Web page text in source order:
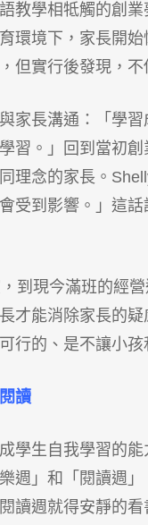
教學相牴觸的創
環境下，家長開
但實行後發現，
家長溝通：「學
習。」回到當初
理念的家長。
受到影響。」這
到現今滿班的經
才能消除家長的
行的、是不讓小孩
讀
學生自我學習的
週」和「閱讀週
讀週就得安靜的